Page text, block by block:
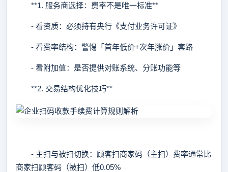
**1. 服务商选择：费率不是唯一标准**
- 看资质：必须持有央行《支付业务许可证》
- 看费率结构：警惕「首年低价+次年涨价」套路
- 看附加值：是否提供对账系统、分账功能等
**2. 交易结构优化技巧**
- 主扫与被扫切换：顾客扫商家码（主扫）费率通常比
商家扫顾客码（被扫）低0.05%